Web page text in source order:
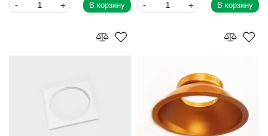
В корзину В корзину